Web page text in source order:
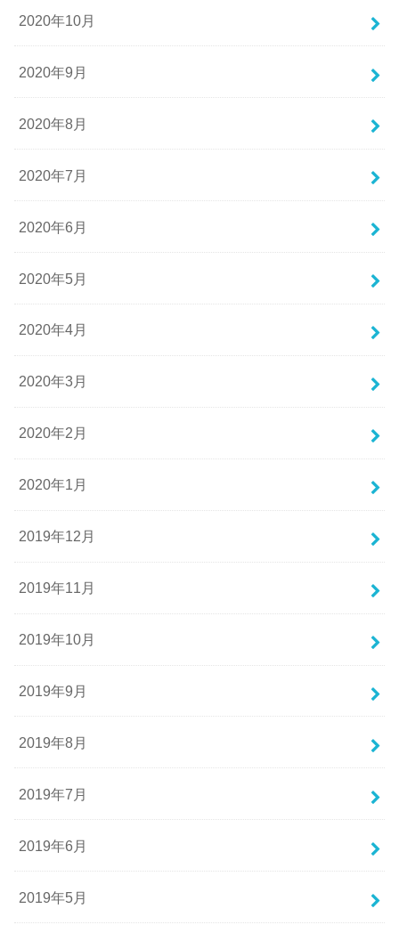
2020年10月
2020年9月
2020年8月
2020年7月
2020年6月
2020年5月
2020年4月
2020年3月
2020年2月
2020年1月
2019年12月
2019年11月
2019年10月
2019年9月
2019年8月
2019年7月
2019年6月
2019年5月